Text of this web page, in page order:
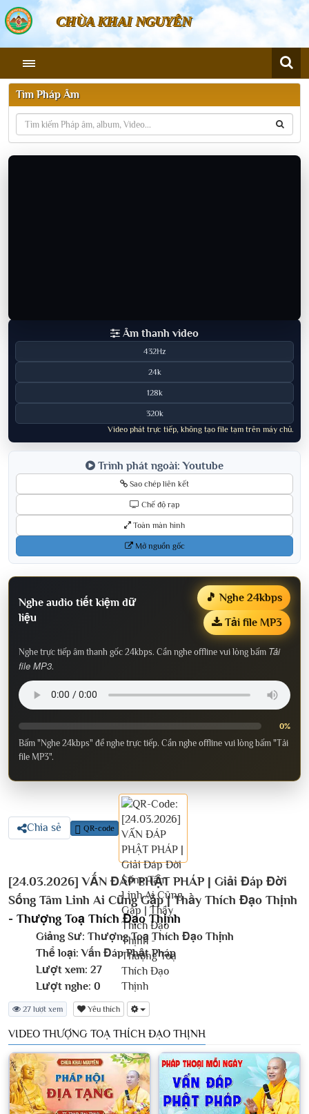
CHÙA KHAI NGUYÊN
Tìm Pháp Âm
Âm thanh video
432Hz
24k
128k
320k
Video phát trực tiếp, không tạo file tạm trên máy chủ.
Trình phát ngoài: Youtube
Sao chép liên kết
Chế độ rạp
Toàn màn hình
Mở nguồn gốc
Nghe audio tiết kiệm dữ
liệu
🎵 Nghe 24kbps
Tải file MP3
Nghe trực tiếp âm thanh gốc 24kbps. Cần nghe offline vui lòng bấm Tải
file MP3.
0%
Bấm "Nghe 24kbps" để nghe trực tiếp. Cần nghe offline vui lòng bấm "Tải
file MP3".
Chia sẻ QR-code
[24.03.2026] VẤN ĐÁP PHẬT PHÁP | Giải Đáp Đời
Sống Tâm Linh Ai Cũng Gặp | Thầy Thích Đạo Thịnh
- Thượng Toạ Thích Đạo Thịnh
Giảng Sư: Thượng Toạ Thích Đạo Thịnh
Thể loại: Vấn Đáp Phật Pháp
Lượt xem: 27
Lượt nghe: 0
27 lượt xem Yêu thích
VIDEO THƯỢNG TOẠ THÍCH ĐẠO THỊNH